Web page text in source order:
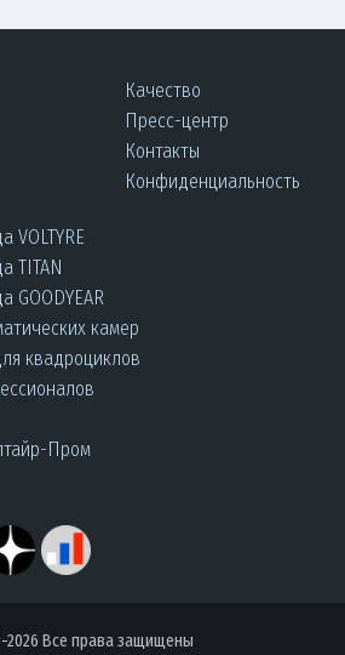
Качество
Пресс-центр
Контакты
Конфиденциальность
VOLTYRE
TITAN
GOODYEAR
камер
квадроциклов
Пром
2026 Все права защищены